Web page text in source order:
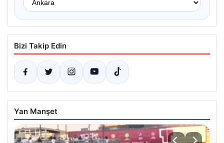
Bizi Takip Edin
Yan Manşet